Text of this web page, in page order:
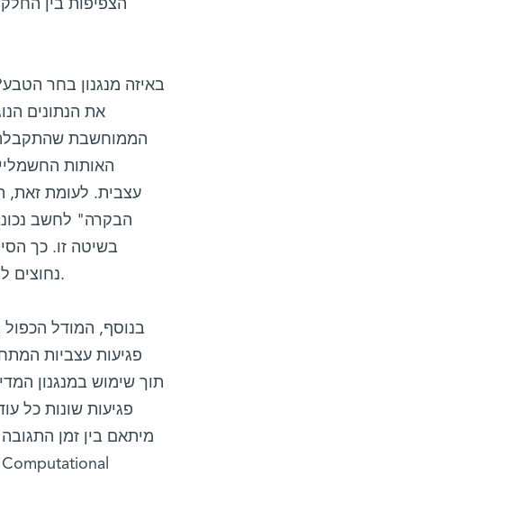
הצפיפות בין
באיזה מנגנון בחר
את הנתונים
הממוחשבת
האותות
עצבית. לעומת זאת,
הבקרה" לחשב
בשיטה זו. כך
נחוצים למדידת מרחקים ארוכים, וכי סביר להניח שהטבע בחר במנגנון המדידה הכפול.
בנוסף, המודל
פגיעות עצביות
תוך שימוש במנגנון
פגיעות שונות כל
מיתאם בין זמן